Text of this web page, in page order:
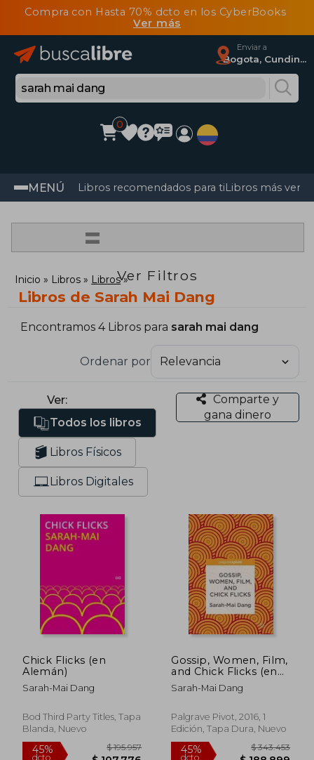
Compra con Hasta 70% dcto en los CyberBooks
Ver más
Enviar a
Bogota, Cundinamarca
0
MENÚ Libros recomendados para tiLibros más
=
Ver Filtros
Inicio Libros Libros
Libros de Sarah Mai Dang
Encontramos 4 Libros para sarah mai dang
Ordenar por
Ver:
Todos los libros
Libros Físicos
Libros Digitales
Comparte y
gana dinero
Chick Flicks (en
Alemán)
Sarah-Mai Dang
Bod Third Party Titles, Tapa
Blanda, Nuevo
Gossip, Women, Film,
and Chick Flicks (en
Inglés)
Sarah-Mai Dang
Palgrave Pivot, 2016, 1
Edición, Tapa Dura, Nuevo